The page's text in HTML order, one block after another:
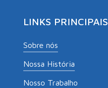
LINKS PRINCIPAIS
Sobre nós
Nossa História
Nosso Trabalho